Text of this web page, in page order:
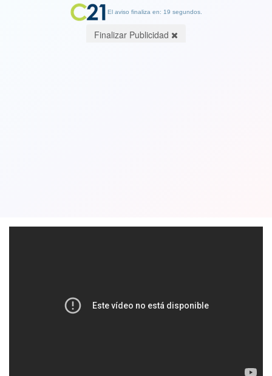
El aviso finaliza en: 19 segundos.
Finalizar Publicidad